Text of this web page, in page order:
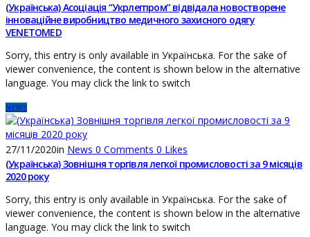
(Українська) Асоціація “Укрлегпром” відвідала новостворене
інноваційне виробництво медичного захисного одягу
VENETOMED
Sorry, this entry is only available in Українська. For the sake of
viewer convenience, the content is shown below in the alternative
language. You may click the link to switch
NEWS
27/11/2020in News 0 Comments 0 Likes
(Українська) Зовнішня торгівля легкої промисловості за 9 місяців
2020 року
Sorry, this entry is only available in Українська. For the sake of
viewer convenience, the content is shown below in the alternative
language. You may click the link to switch